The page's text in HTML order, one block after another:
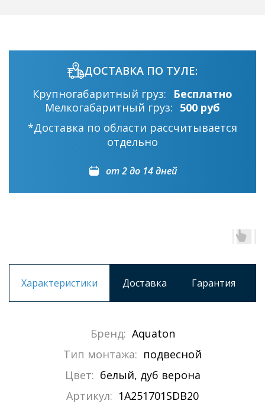
ДОСТАВКА ПО ТУЛЕ:
Крупногабаритный груз:
Бесплатно
Мелкогабаритный груз: 500 руб
*Доставка по области рассчитывается
отдельно
от 2 до 14 дней
Характеристики Доставка Гарантия
Бренд: Aquaton
Тип монтажа: подвесной
Цвет: белый, дуб верона
Артикул: 1A251701SDB20